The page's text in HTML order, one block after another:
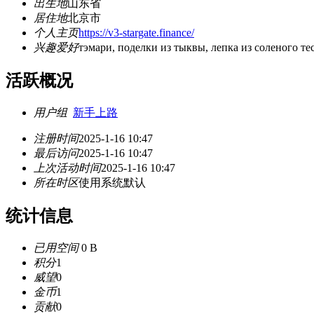
出生地山东省
居住地北京市
个人主页https://v3-stargate.finance/
兴趣爱好тэмари, поделки из тыквы, лепка из соленого
活跃概况
用户组 新手上路
注册时间2025-1-16 10:47
最后访问2025-1-16 10:47
上次活动时间2025-1-16 10:47
所在时区使用系统默认
统计信息
已用空间0 B
积分1
威望0
金币1
贡献0